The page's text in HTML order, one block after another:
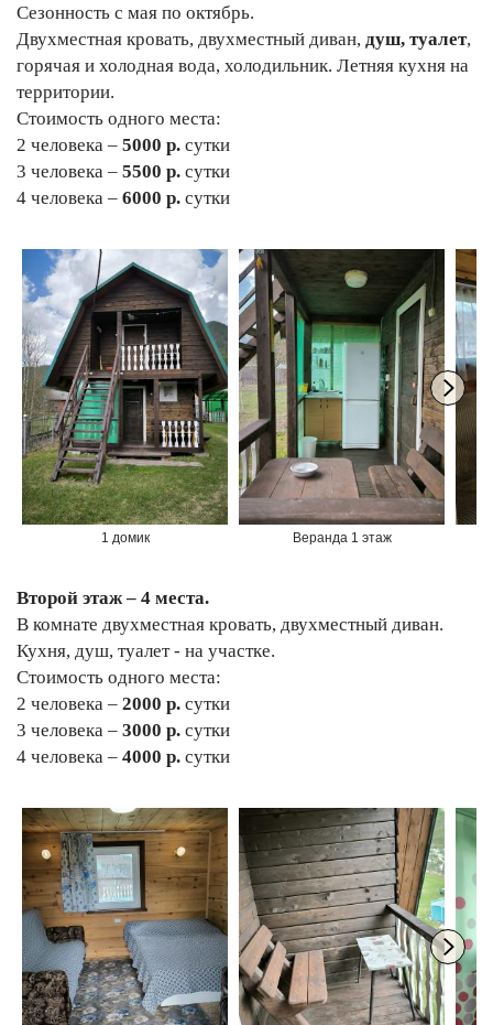
Сезонность с мая по октябрь.
Двухместная кровать, двухместный диван, душ, туалет,
горячая и холодная вода, холодильник. Летняя кухня на
территории.
Стоимость одного места:
2 человека – 5000 р. сутки
3 человека – 5500 р. сутки
4 человека – 6000 р. сутки
1 домик Веранда 1 этаж
Второй этаж – 4 места.
В комнате двухместная кровать, двухместный диван.
Кухня, душ, туалет - на участке.
Стоимость одного места:
2 человека – 2000 р. сутки
3 человека – 3000 р. сутки
4 человека – 4000 р. сутки